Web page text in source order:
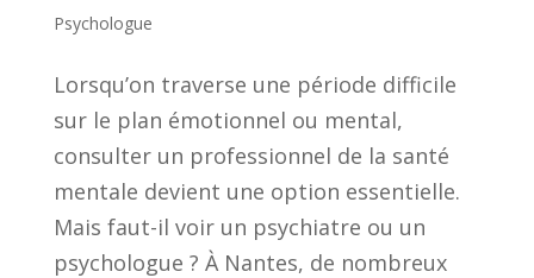
Psychologue
Lorsqu’on traverse une période difficile
sur le plan émotionnel ou mental,
consulter un professionnel de la santé
mentale devient une option essentielle.
Mais faut-il voir un psychiatre ou un
psychologue ? À Nantes, de nombreux